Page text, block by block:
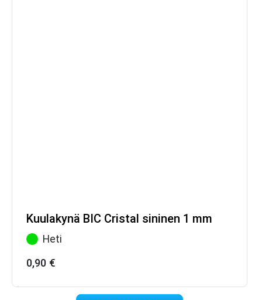
Kuulakynä BIC Cristal sininen 1 mm
Heti
0,90 €